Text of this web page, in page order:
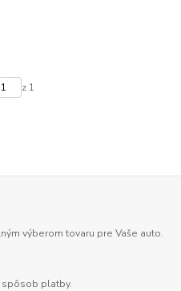
z 1
výberom tovaru pre Vaše auto.
spôsob platby.